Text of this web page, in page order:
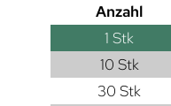
Anzahl
1 Stk
10 Stk
30 Stk